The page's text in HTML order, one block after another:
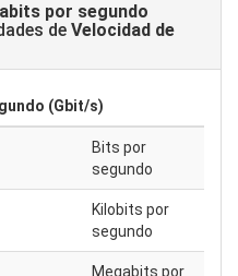
por segundo
de Velocidad de
(Gbit/s)
Bits por
segundo
Kilobits por
segundo
Megabits por